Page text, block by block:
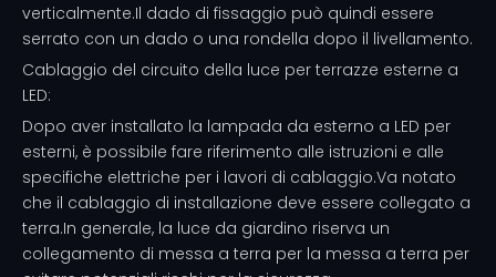
verticalmente.Il dado di fissaggio può quindi essere
serrato con un dado o una rondella dopo il livellamento.
Cablaggio del circuito della luce per terrazze esterne a
LED:
Dopo aver installato la lampada da esterno a LED per
esterni, è possibile fare riferimento alle istruzioni e alle
specifiche elettriche per i lavori di cablaggio.Va notato
che il cablaggio di installazione deve essere collegato a
terra.In generale, la luce da giardino riserva un
collegamento di messa a terra per la messa a terra per